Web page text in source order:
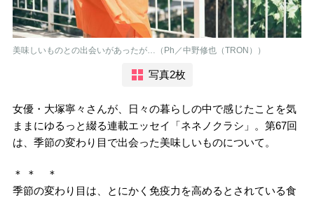
美味しいものとの出会いがあったが…（Ph／中野修也（TRON））
写真2枚
女優・大塚寧々さんが、日々の暮らしの中で感じたことを気
ままにゆるっと綴る連載エッセイ「ネネノクラシ」。第67回
は、季節の変わり目で出会った美味しいものについて。
＊ ＊ ＊
季節の変わり目は、とにかく免疫力を高めるとされている食